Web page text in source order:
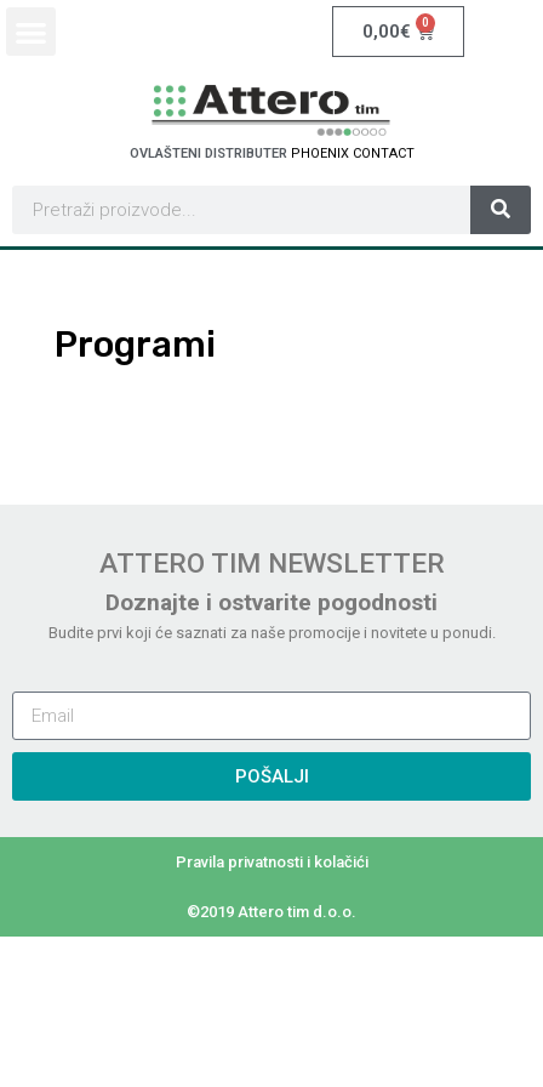
0,00€ 0
OVLAŠTENI DISTRIBUTER PHOENIX CONTACT
Programi
ATTERO TIM NEWSLETTER
Doznajte i ostvarite pogodnosti
Budite prvi koji će saznati za naše promocije i novitete u ponudi.
POŠALJI
Pravila privatnosti i kolačići
©2019 Attero tim d.o.o.